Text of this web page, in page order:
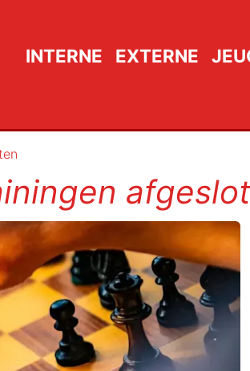
INTERNE EXTERNE